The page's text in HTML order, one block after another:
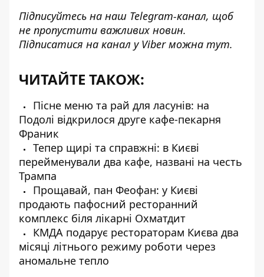
Підписуйтесь на наш Telegram-канал, щоб
не пропустити важливих новин.
Підписатися на канал у Viber можна тут.
ЧИТАЙТЕ ТАКОЖ:
Пісне меню та рай для ласунів: на
Подолі відкрилося друге кафе-пекарня
Франик
Тепер щирі та справжні: в Києві
перейменували два кафе, названі на честь
Трампа
Прощавай, пан Феофан: у Києві
продають пафосний ресторанний
комплекс біля лікарні Охматдит
КМДА подарує рестораторам Києва два
місяці літнього режиму роботи через
аномальне тепло